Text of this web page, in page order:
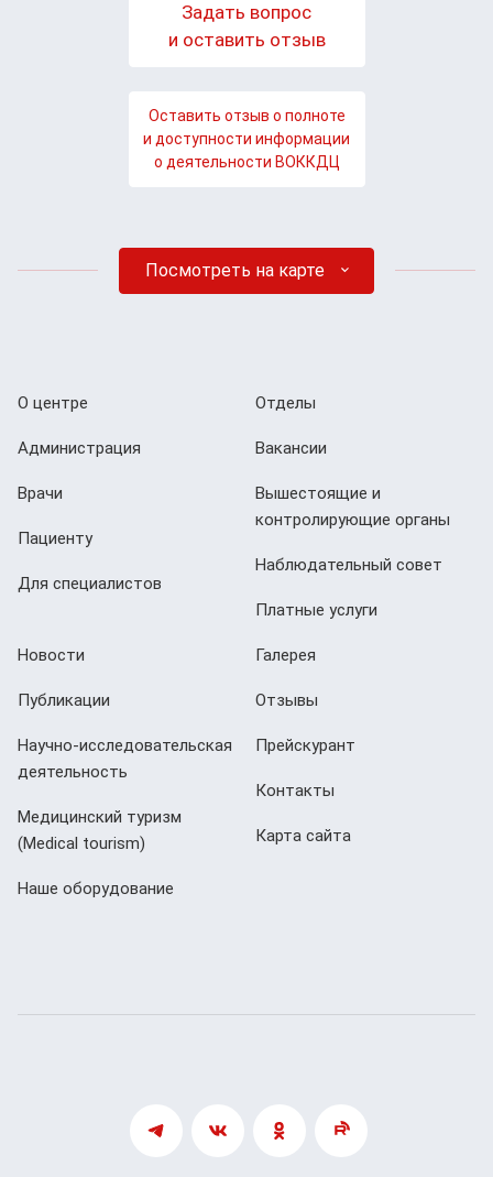
Задать вопрос
и оставить отзыв
Оставить отзыв о полноте
и доступности информации
о деятельности ВОККДЦ
Посмотреть на карте
О центре
Администрация
Врачи
Пациенту
Для специалистов
Отделы
Вакансии
Вышестоящие и
контролирующие органы
Наблюдательный совет
Платные услуги
Новости
Публикации
Научно-исследовательская
деятельность
Медицинский туризм
(Мedical tourism)
Наше оборудование
Галерея
Отзывы
Прейскурант
Контакты
Карта сайта